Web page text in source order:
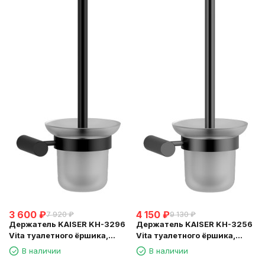
3 600 ₽7 920 ₽
Держатель KAISER KH-3296
Vita туалетного ёршика,
настенный
В наличии
4 150 ₽9 130 ₽
Держатель KAISER KH-3256
Vita туалетного ёршика,
настенный
В наличии